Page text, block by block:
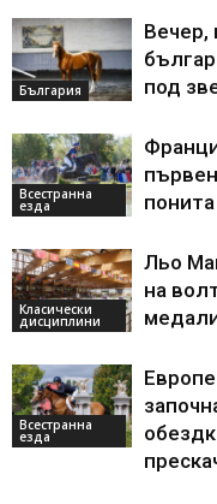
България
Вечер,
под
Всестранна
езда
понита
Класически
дисциплини
Льо
на
Всестранна
езда